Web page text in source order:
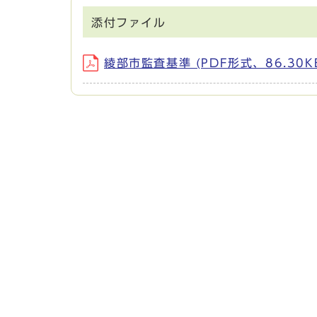
添付ファイル
綾部市監査基準 (PDF形式、